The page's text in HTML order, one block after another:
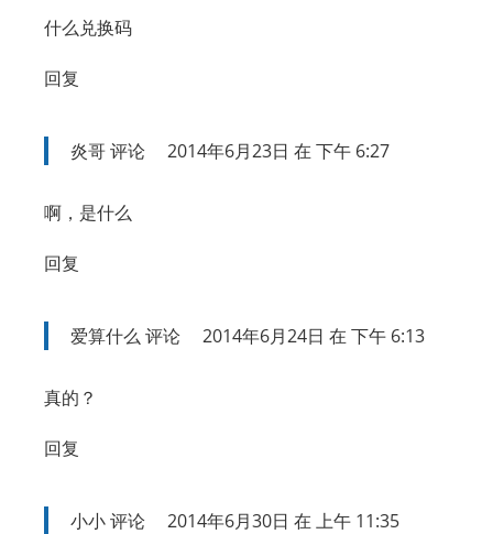
什么兑换码
回复
炎哥评论 2014年6月23日 在 下午 6:27
啊，是什么
回复
爱算什么 评论 2014年6月24日 在 下午 6:13
真的？
回复
小小评论 2014年6月30日 在 上午 11:35